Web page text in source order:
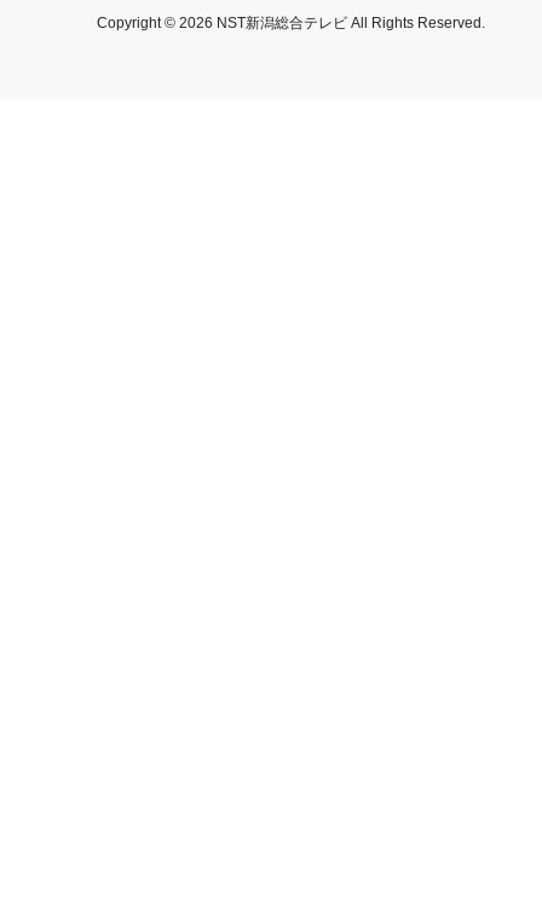
Copyright © 2026 NST新潟総合テレビ All Rights Reserved.